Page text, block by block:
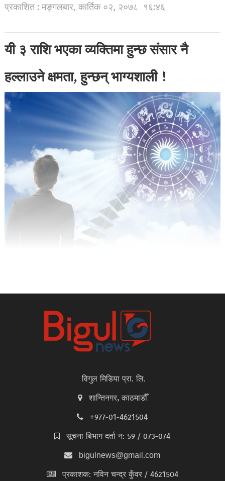
प्रकाशित : मङ्गलबार, कार्तिक ०२, २०७८ १६:४६
यी ३ राशि भएका व्यक्तिमा हुन्छ संसार नै
हल्लाउने क्षमता, हुन्छन् भाग्यशाली !
विगुल मिडिया प्रा. लि.
शान्तिनगर, काठमाडौँ
+977-01-4621504
सूचना बिभाग दर्ता न: 59 / 073-074
bigulnews@gmail.com
प्रकाशक: नविन चन्द्र कुँवर / 4621504